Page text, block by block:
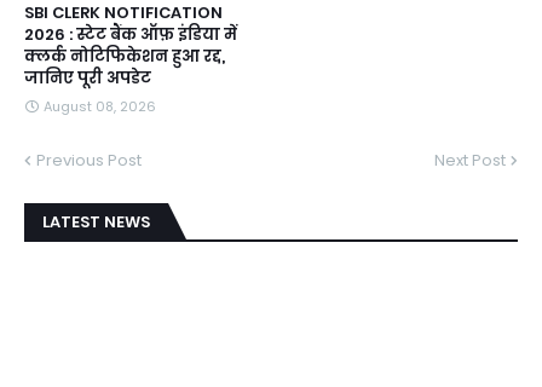
SBI CLERK NOTIFICATION
2026 : स्टेट बैंक ऑफ़ इंडिया में
क्लर्क नोटिफिकेशन हुआ रद्द,
जानिए पूरी अपडेट
August 08, 2026
Previous Post Next Post
LATEST NEWS